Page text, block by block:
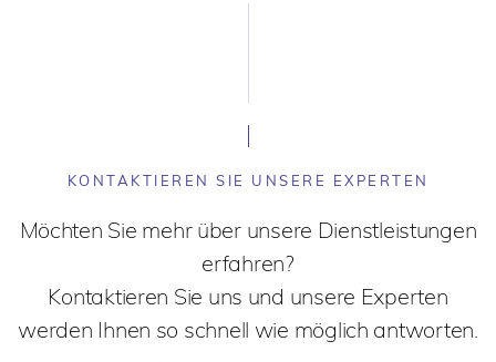
KONTAKTIEREN SIE UNSERE EXPERTEN
Möchten Sie mehr über unsere Dienstleistungen
erfahren?
Kontaktieren Sie uns und unsere Experten
werden Ihnen so schnell wie möglich antworten.